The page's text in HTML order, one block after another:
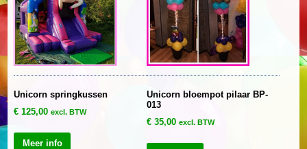
Unicorn springkussen
€125,00 excl. BTW
Meer info
Unicorn bloempot pilaar BP-
013
€35,00 excl. BTW